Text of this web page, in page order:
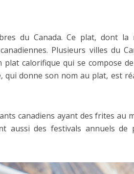
du Canada. Ce plat, dont
Plusieurs villes du
plat calorifique qui se compose
donne son nom au plat, est
canadiens ayant des frites au
aussi des festivals annuels